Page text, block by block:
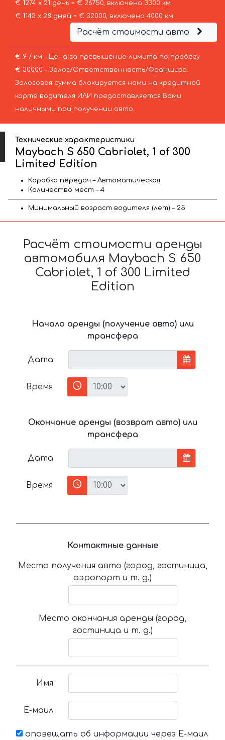
€ 1274 х 21 день = € 26750, включено 3300 км
€ 1143 х 28 дней = € 32000, включено 4000 км
Расчёт стоимости авто
€ 9 / км – Цена за превышение лимита по пробегу
€ 30000 – Залог/Ответственность/Франшиза.
Залоговая сумма блокируется нами на кредитной
карте водителя ИЛИ предоставляется Вами
наличными при получении авто.
Технические характеристики
Maybach S 650 Cabriolet, 1 of 300
Limited Edition
Коробка передач – Автоматическая
Количество мест – 4
Минимальный возраст водителя (лет) – 25
Расчёт стоимости аренды
автомобиля Maybach S 650
Cabriolet, 1 of 300 Limited
Edition
Начало аренды (получение авто) или
трансфера
Дата
Время
Окончание аренды (возврат авто) или
трансфера
Дата
Время
Контактные данные
Место получения авто (город, гостиница,
аэропорт и т. д.)
Место окончания аренды (город,
гостиница и т. д.)
Имя
Е-маил
оповещать об информации через Е-маил